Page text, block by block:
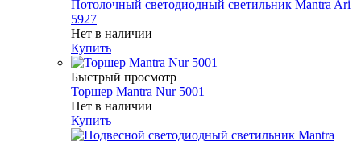
Потолочный светодиодный светильник Mantra Ari
5927
Нет в наличии
Купить
Быстрый просмотр
Торшер Mantra Nur 5001
Нет в наличии
Купить